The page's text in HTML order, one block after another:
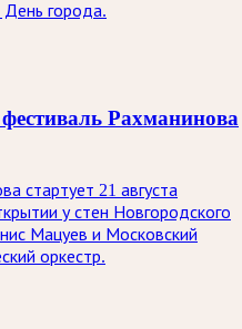
День города.
Рахманинова
стартует 21 августа
у стен Новгородского
Мацуев и Московский
оркестр.